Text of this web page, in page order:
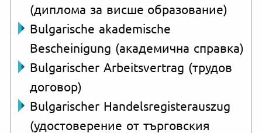
(диплома за висше образование)
Bulgarische akademische
Bescheinigung (академична справка)
Bulgarischer Arbeitsvertrag (трудов
договор)
Bulgarischer Handelsregisterauszug
(удостоверение от търговския